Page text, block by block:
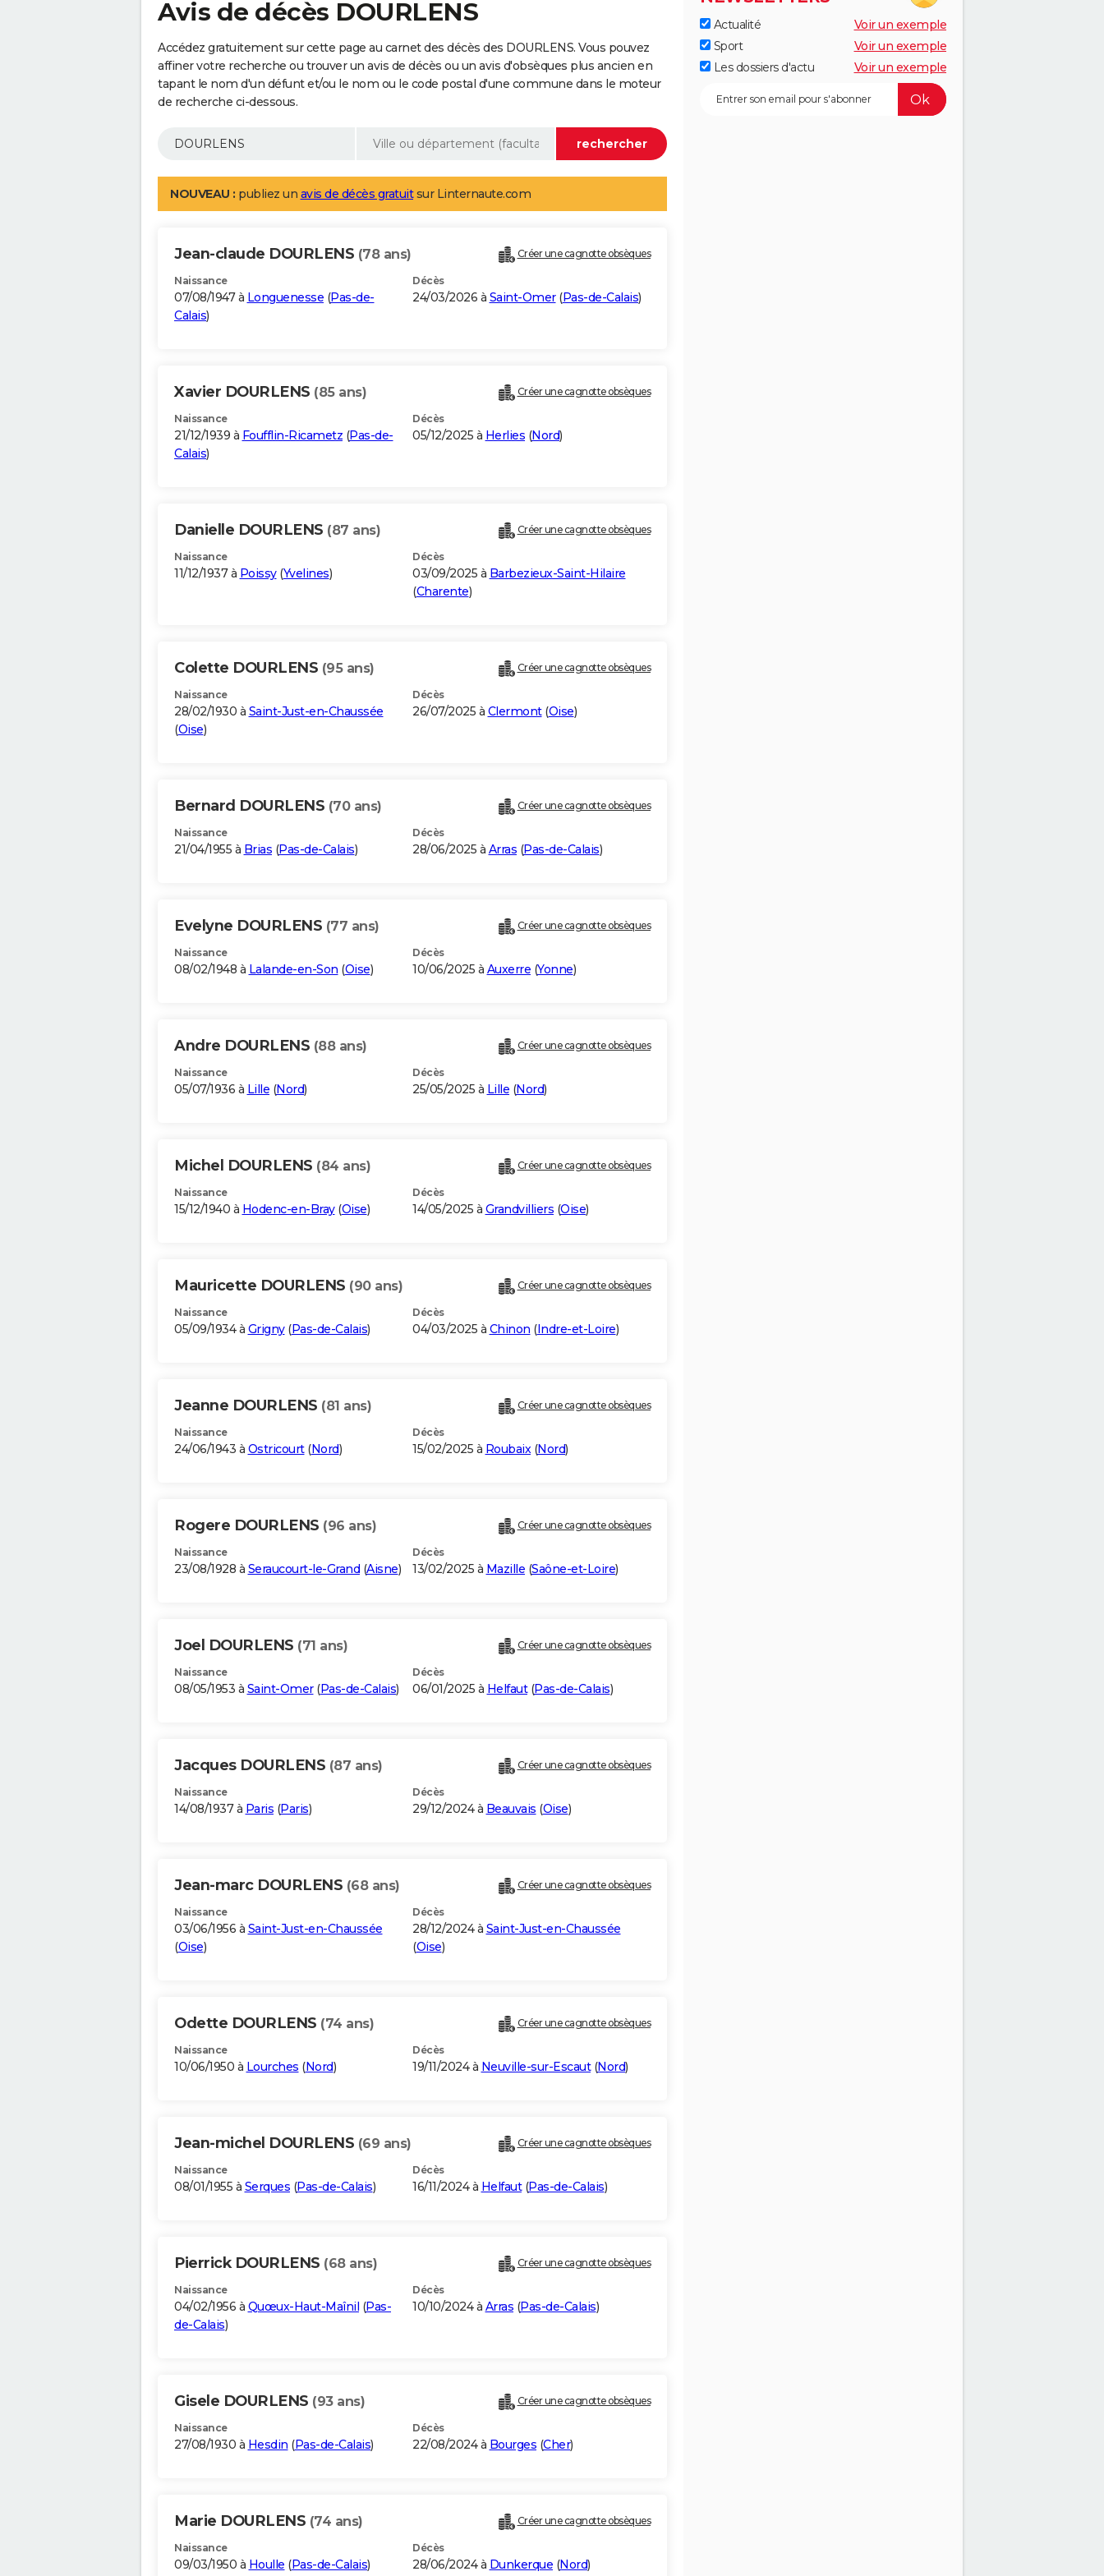
Avis de décès DOURLENS
Accédez gratuitement sur cette page au carnet des décès des DOURLENS. Vous pouvez
affiner votre recherche ou trouver un avis de décès ou un avis d'obsèques plus ancien en
tapant le nom d'un défunt et/ou le nom ou le code postal d'une commune dans le moteur
de recherche ci-dessous.
NOUVEAU : publiez un avis de décès gratuitsur Linternaute.com
Jean-claude DOURLENS (78 ans) Créer une cagnotte obsèques
Naissance
07/08/1947 à Longuenesse (Pas-de-
Calais)
Décès
24/03/2026 à Saint-Omer(Pas-de-Calais)
Xavier DOURLENS (85 ans) Créer une cagnotte obsèques
Naissance
21/12/1939 à Foufflin-Ricametz (Pas-de-
Calais)
Décès
05/12/2025 à Herlies (Nord)
Danielle DOURLENS (87 ans) Créer une cagnotte obsèques
Naissance
11/12/1937 à Poissy(Yvelines)
Décès
03/09/2025 à Barbezieux-Saint-Hilaire
(Charente)
Colette DOURLENS (95 ans) Créer une cagnotte obsèques
Naissance
28/02/1930 à Saint-Just-en-Chaussée
(Oise)
Décès
26/07/2025 à Clermont(Oise)
Bernard DOURLENS (70 ans) Créer une cagnotte obsèques
Naissance
21/04/1955 à Brias (Pas-de-Calais)
Décès
28/06/2025 à Arras (Pas-de-Calais)
Evelyne DOURLENS (77 ans) Créer une cagnotte obsèques
Naissance
08/02/1948 à Lalande-en-Son (Oise)
Décès
10/06/2025 à Auxerre (Yonne)
Andre DOURLENS (88 ans) Créer une cagnotte obsèques
Naissance
05/07/1936 à Lille (Nord)
Décès
25/05/2025 à Lille (Nord)
Michel DOURLENS (84 ans) Créer une cagnotte obsèques
Naissance
15/12/1940 à Hodenc-en-Bray(Oise)
Décès
14/05/2025 à Grandvilliers (Oise)
Mauricette DOURLENS (90 ans) Créer une cagnotte obsèques
Naissance
05/09/1934 à Grigny(Pas-de-Calais)
Décès
04/03/2025 à Chinon (Indre-et-Loire)
Jeanne DOURLENS (81 ans) Créer une cagnotte obsèques
Naissance
24/06/1943 à Ostricourt(Nord)
Décès
15/02/2025 à Roubaix(Nord)
Rogere DOURLENS (96 ans) Créer une cagnotte obsèques
Naissance
23/08/1928 à Seraucourt-le-Grand (Aisne)
Décès
13/02/2025 à Mazille (Saône-et-Loire)
Joel DOURLENS (71 ans) Créer une cagnotte obsèques
Naissance
08/05/1953 à Saint-Omer(Pas-de-Calais)
Décès
06/01/2025 à Helfaut(Pas-de-Calais)
Jacques DOURLENS (87 ans) Créer une cagnotte obsèques
Naissance
14/08/1937 à Paris (Paris)
Décès
29/12/2024 à Beauvais (Oise)
Jean-marc DOURLENS (68 ans) Créer une cagnotte obsèques
Naissance
03/06/1956 à Saint-Just-en-Chaussée
(Oise)
Décès
28/12/2024 à Saint-Just-en-Chaussée
(Oise)
Odette DOURLENS (74 ans) Créer une cagnotte obsèques
Naissance
10/06/1950 à Lourches (Nord)
Décès
19/11/2024 à Neuville-sur-Escaut(Nord)
Jean-michel DOURLENS (69 ans) Créer une cagnotte obsèques
Naissance
08/01/1955 à Serques (Pas-de-Calais)
Décès
16/11/2024 à Helfaut(Pas-de-Calais)
Pierrick DOURLENS (68 ans) Créer une cagnotte obsèques
Naissance
04/02/1956 à Quœux-Haut-Maînil (Pas-
de-Calais)
Décès
10/10/2024 à Arras (Pas-de-Calais)
Gisele DOURLENS (93 ans) Créer une cagnotte obsèques
Naissance
27/08/1930 à Hesdin (Pas-de-Calais)
Décès
22/08/2024 à Bourges (Cher)
Marie DOURLENS (74 ans) Créer une cagnotte obsèques
Naissance
09/03/1950 à Houlle (Pas-de-Calais)
Décès
28/06/2024 à Dunkerque (Nord)
Actualité
Voir un exemple
Sport
Voir un exemple
Les dossiers d'actu
Voir un exemple